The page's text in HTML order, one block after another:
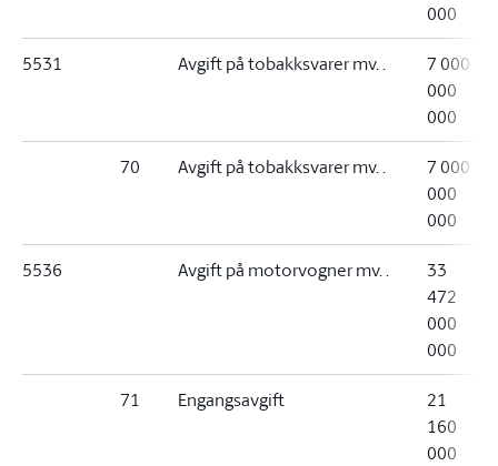
000
5531 Avgift på tobakksvarer mv. .
7 000
000
000
70 Avgift på tobakksvarer mv. .
7 000
000
000
5536 Avgift på motorvogner mv. .
33
472
000
000
71 Engangsavgift
21
160
000